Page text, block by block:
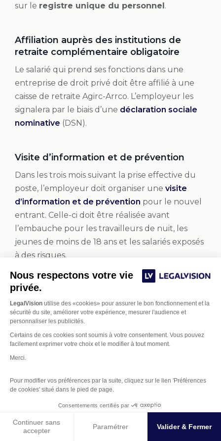
Nous respectons votre vie
privée.
LegalVision utilise des «cookies» pour assurer le bon fonctionnement et la
sécurité du site, améliorer votre expérience, mesurer l'audience et
personnaliser les publicités.
Certains de ces cookies sont soumis à votre consentement. Vous pouvez
facilement exprimer votre choix et le modifier à tout moment.
Merci.
Pour modifier vos préférences par la suite, cliquez sur le lien 'Préférences
de cookies' situé dans le pied de page.
Consentements certifiés par
Continuer sans
accepter
Paramétrer Valider & Fermer
sur le registre unique du personnel.
Affiliation auprès des institutions de
retraite complémentaire obligatoire
Le salarié qui prend ses fonctions dans une
entreprise de droit privé doit être affilié à une
caisse de retraite Agirc-Arrco. L’employeur les
signalera par le biais d’une déclaration sociale
nominative (DSN).
Visite d’information et de prévention
Dans les trois mois suivant la prise effective du
poste, l’employeur doit organiser une visite
d’information et de prévention pour le nouvel
entrant. Celle-ci doit être réalisée avant
l’embauche pour les travailleurs de nuit, les
jeunes de moins de 18 ans et les salariés exposés
à des risques.
Créez votre EURL en ligne
Article précédentArticle suivant
Laisser un commentaire
Votre adresse e-mail ne sera pas publiée. Les
Commentaire